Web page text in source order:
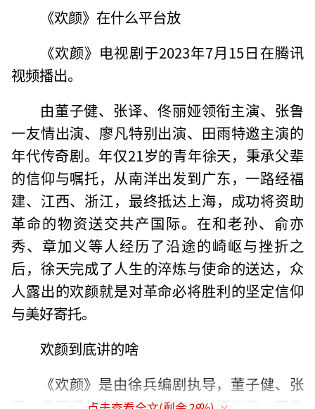
《欢颜》在什么平台放
《欢颜》电视剧于2023年7月15日在腾讯
视频播出。
由董子健、张译、佟丽娅领衔主演、张鲁
一友情出演、廖凡特别出演、田雨特邀主演的
年代传奇剧。年仅21岁的青年徐天，秉承父辈
的信仰与嘱托，从南洋出发到广东，一路经福
建、江西、浙江，最终抵达上海，成功将资助
革命的物资送交共产国际。在和老孙、俞亦
秀、章加义等人经历了沿途的崎岖与挫折之
后，徐天完成了人生的淬炼与使命的送达，众
人露出的欢颜就是对革命必将胜利的坚定信仰
与美好寄托。
欢颜到底讲的啥
《欢颜》是由徐兵编剧执导，董子健、张